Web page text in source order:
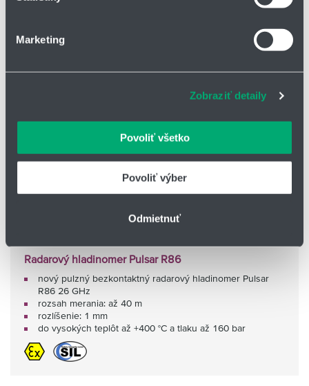
Na prispôsobenie obsahu a reklám, poskytovanie funkcií
webové stránky, poskytujeme aj našim partnerom v
keď ste používali ich služby.
Marketing
Zobraziť detaily
Povoliť všetko
Povoliť výber
Odmietnuť
Radarový hladinomer Pulsar R86
nový pulzný bezkontaktný radarový hladinomer Pulsar
R86 26 GHz
rozsah merania: až 40 m
rozlíšenie: 1 mm
do vysokých teplôt až +400 °C a tlaku až 160 bar